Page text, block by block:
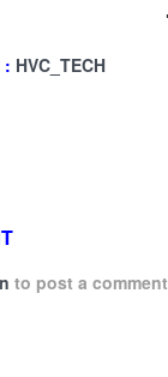
: HVC_TECH
to post a